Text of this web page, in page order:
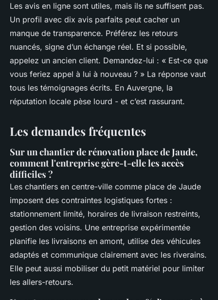
Les avis en ligne sont utiles, mais ils ne suffisent pas.
Un profil avec dix avis parfaits peut cacher un
manque de transparence. Préférez les retours
nuancés, signe d’un échange réel. Et si possible,
appelez un ancien client. Demandez-lui : « Est-ce que
vous feriez appel à lui à nouveau ? » La réponse vaut
tous les témoignages écrits. En Auvergne, la
réputation locale pèse lourd - et c’est rassurant.
Les demandes fréquentes
Sur un chantier de rénovation place de Jaude,
comment l'entreprise gère-t-elle les accès
difficiles ?
Les chantiers en centre-ville comme place de Jaude
imposent des contraintes logistiques fortes :
stationnement limité, horaires de livraison restreints,
gestion des voisins. Une entreprise expérimentée
planifie les livraisons en amont, utilise des véhicules
adaptés et communique clairement avec les riverains.
Elle peut aussi mobiliser du petit matériel pour limiter
les allers-retours.